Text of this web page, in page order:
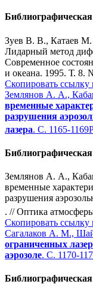
Зуев В. В., Катаев
Лидарный метод
Современное
и океана. 1995. Т. 8.
Скопировать ссылку
Землянов А. А.,
временные
разрушения
лазера. С. 1165-1169
Землянов А. А.,
временные
разрушения
. // Оптика
Скопировать ссылку
Сагалаков А. М.,
ограниченных
аэрозоле. С. 1170-